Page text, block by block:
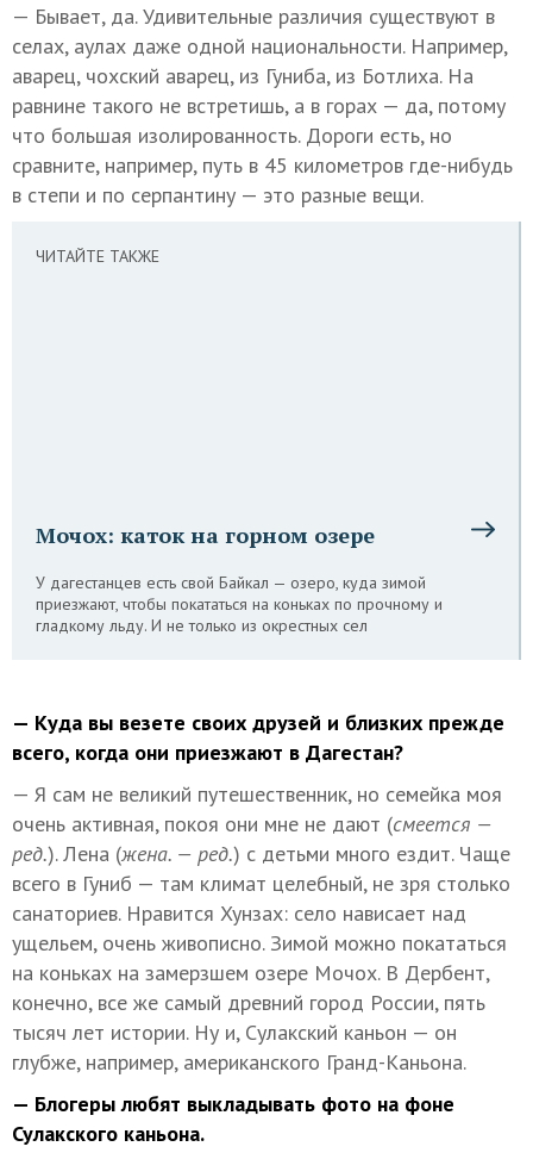
— Бывает, да. Удивительные различия существуют в
селах, аулах даже одной национальности. Например,
аварец, чохский аварец, из Гуниба, из Ботлиха. На
равнине такого не встретишь, а в горах — да, потому
что большая изолированность. Дороги есть, но
сравните, например, путь в 45 километров где-нибудь
в степи и по серпантину — это разные вещи.
ЧИТАЙТЕ ТАКЖЕ
Мочох: каток на горном озере
У дагестанцев есть свой Байкал — озеро, куда зимой
приезжают, чтобы покататься на коньках по прочному и
гладкому льду. И не только из окрестных сел
— Куда вы везете своих друзей и близких прежде
всего, когда они приезжают в Дагестан?
— Я сам не великий путешественник, но семейка моя
очень активная, покоя они мне не дают (смеется —
ред.). Лена (жена. — ред.) с детьми много ездит. Чаще
всего в Гуниб — там климат целебный, не зря столько
санаториев. Нравится Хунзах: село нависает над
ущельем, очень живописно. Зимой можно покататься
на коньках на замерзшем озере Мочох. В Дербент,
конечно, все же самый древний город России, пять
тысяч лет истории. Ну и, Сулакский каньон — он
глубже, например, американского Гранд-Каньона.
— Блогеры любят выкладывать фото на фоне
Сулакского каньона.